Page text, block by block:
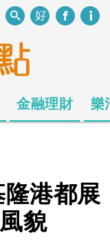
金融理財 樂
港都展
貌